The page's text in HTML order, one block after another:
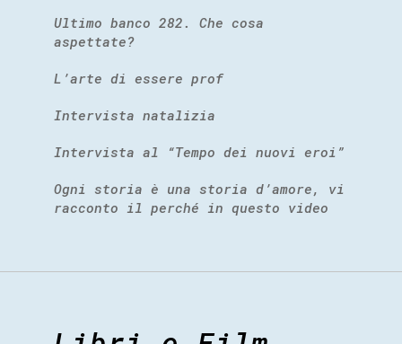
Ultimo banco 282. Che cosa
aspettate?
L’arte di essere prof
Intervista natalizia
Intervista al “Tempo dei nuovi eroi”
Ogni storia è una storia d’amore, vi
racconto il perché in questo video